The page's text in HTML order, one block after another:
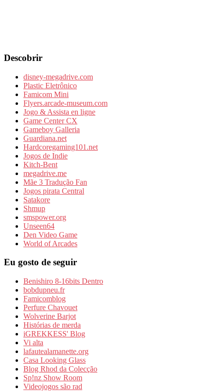
Descobrir
disney-megadrive.com
Plastic Eletrônico
Famicom Mini
Flyers.arcade-museum.com
Jogo & Assista en ligne
Game Center CX
Gameboy Galleria
Guardiana.net
Hardcoregaming101.net
Jogos de Indie
Kitch-Bent
megadrive.me
Mãe 3 Tradução Fan
Jogos pirata Central
Satakore
Shmup
smspower.org
Unseen64
Den Video Game
World of Arcades
Eu gosto de seguir
Benishiro 8-16bits Dentro
bobdupneu.fr
Famicomblog
Perfure Chavouet
Wolverine Barjot
Histórias de merda
iGREKKESS' Blog
Vi alta
lafautealamanette.org
Casa Looking Glass
Blog Rhod da Colecção
Sp!nz Show Room
Videojogos são rad